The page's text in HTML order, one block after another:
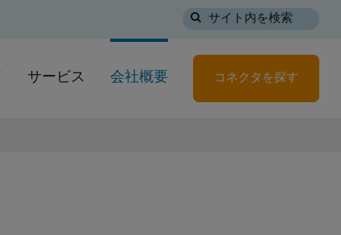
サイト内を検索
サービス 会社概要 コネクタを探す